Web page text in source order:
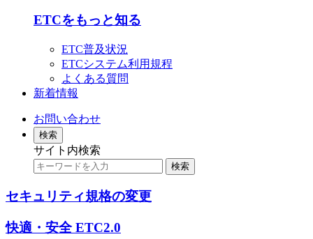
ETCをもっと知る
ETC普及状況
ETCシステム利用規程
よくある質問
新着情報
お問い合わせ
検索
サイト内検索
検索
セキュリティ規格の変更
快適・安全 ETC2.0